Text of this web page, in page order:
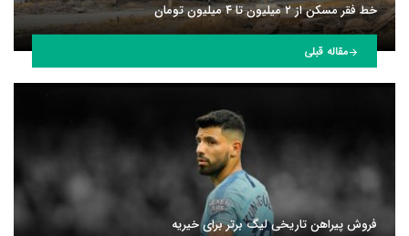
خط فقر مسکن از ۲ میلیون تا ۴ میلیون تومان
مقاله قبلی
فروش پیراهن تاریخی لیگ برتر برای خیریه